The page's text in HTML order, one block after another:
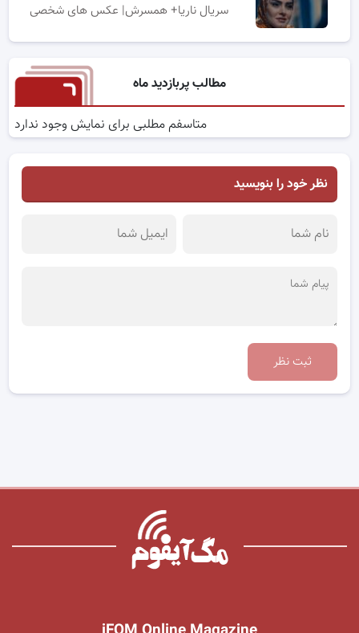
سریال ناریا+ همسرش| عکس های شخصی
مطالب پربازدید ماه
متاسفم مطلبی برای نمایش وجود ندارد
نظر خود را بنویسید
ثبت نظر